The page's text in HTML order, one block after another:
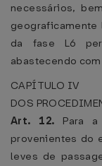
necessários,
geograficamente
da fase L6
abastecendo
CAPÍTULO IV
DOS
Art. 12. Para
provenientes do
leves de